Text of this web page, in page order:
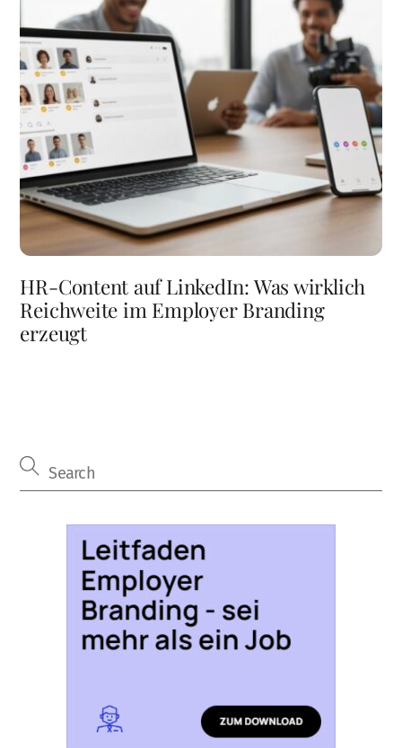
HR-Content auf LinkedIn: Was wirklich
Reichweite im Employer Branding
erzeugt